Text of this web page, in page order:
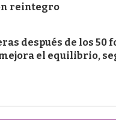
reintegro
después de los 50
el equilibrio,